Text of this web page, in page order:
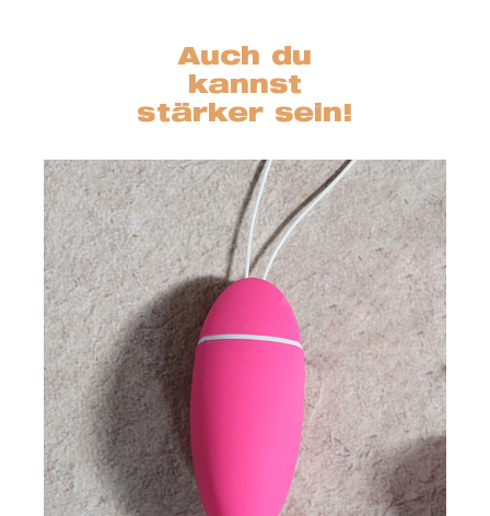
Auch du
kannst
stärker sein!